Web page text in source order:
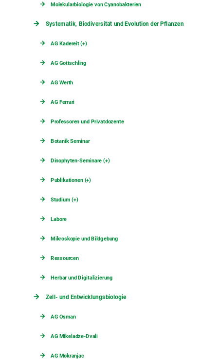
Molekularbiologie von Cyanobakterien
Systematik, Biodiversität und Evolution der Pflanzen
AG Kadereit (+)
AG Gottschling
AG Werth
AG Ferrari
Professoren und Privatdozente
Botanik Seminar
Dinophyten-Seminare (+)
Publikationen (+)
Studium (+)
Labore
Mikroskopie und Bildgebung
Ressourcen
Herbar und Digitalizierung
Zell- und Entwicklungsbiologie
AG Osman
AG Mikeladze-Dvali
AG Mokranjac